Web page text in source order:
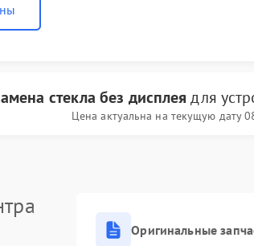
стекла без дисплея для
Цена актуальна на текущую дату
Оригинальные